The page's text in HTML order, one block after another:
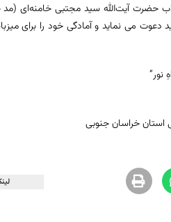
حضرت آیت‌الله سید مجتبی خامنه‌ای (مد
می نماید و آمادگی خود را برای
نور”
استان خراسان جنوبی